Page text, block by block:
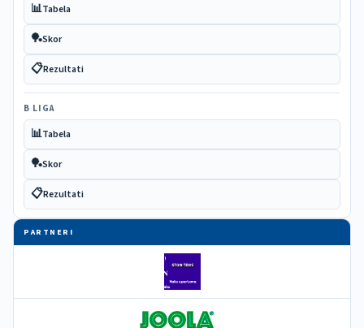
📊Tabela
🏓Skor
📋Rezultati
B LIGA
📊Tabela
🏓Skor
📋Rezultati
PARTNERI